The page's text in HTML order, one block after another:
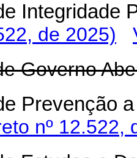
de 2025)
Governo
nº 12.522,